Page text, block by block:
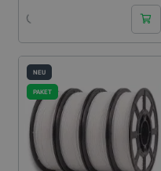
NEU
PAKET